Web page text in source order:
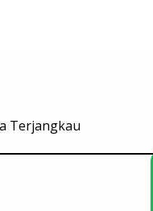
Terjangkau